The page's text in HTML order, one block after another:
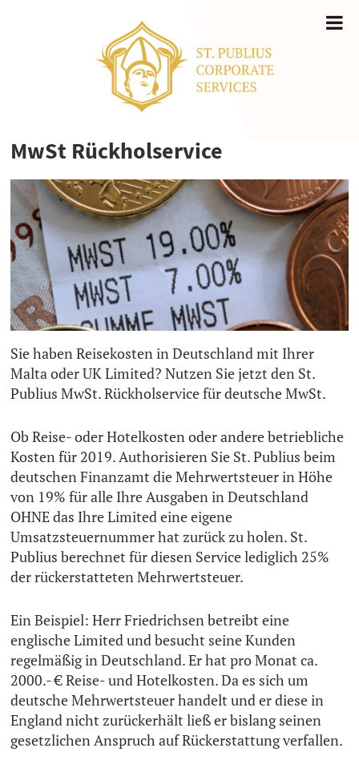
MwSt Rückholservice
Sie haben Reisekosten in Deutschland mit Ihrer
Malta oder UK Limited? Nutzen Sie jetzt den St.
Publius MwSt. Rückholservice für deutsche MwSt.
Ob Reise- oder Hotelkosten oder andere betriebliche
Kosten für 2019. Authorisieren Sie St. Publius beim
deutschen Finanzamt die Mehrwertsteuer in Höhe
von 19% für alle Ihre Ausgaben in Deutschland
OHNE das Ihre Limited eine eigene
Umsatzsteuernummer hat zurück zu holen. St.
Publius berechnet für diesen Service lediglich 25%
der rückerstatteten Mehrwertsteuer.
Ein Beispiel: Herr Friedrichsen betreibt eine
englische Limited und besucht seine Kunden
regelmäßig in Deutschland. Er hat pro Monat ca.
2000.- € Reise- und Hotelkosten. Da es sich um
deutsche Mehrwertsteuer handelt und er diese in
England nicht zurückerhält ließ er bislang seinen
gesetzlichen Anspruch auf Rückerstattung verfallen.